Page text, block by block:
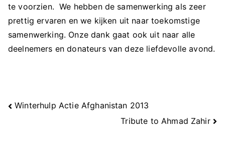
te voorzien. We hebben de samenwerking als zeer
prettig ervaren en we kijken uit naar toekomstige
samenwerking. Onze dank gaat ook uit naar alle
deelnemers en donateurs van deze liefdevolle avond.
Berichtnavigatie
Winterhulp Actie Afghanistan 2013
Tribute to Ahmad Zahir